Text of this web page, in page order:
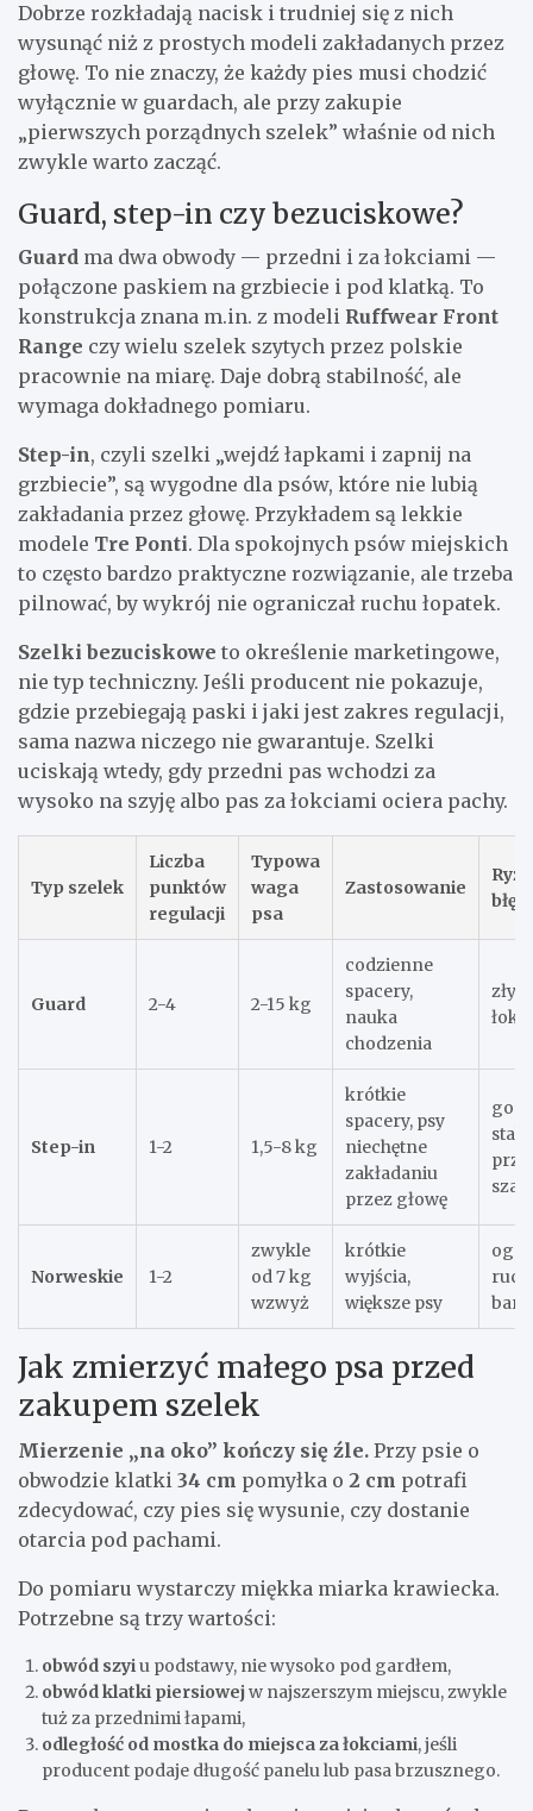
Dobrze rozkładają nacisk i trudniej się z nich
wysunąć niż z prostych modeli zakładanych przez
głowę. To nie znaczy, że każdy pies musi chodzić
wyłącznie w guardach, ale przy zakupie
„pierwszych porządnych szelek” właśnie od nich
zwykle warto zacząć.
Guard, step-in czy bezuciskowe?
Guard ma dwa obwody — przedni i za łokciami —
połączone paskiem na grzbiecie i pod klatką. To
konstrukcja znana m.in. z modeli Ruffwear Front
Range czy wielu szelek szytych przez polskie
pracownie na miarę. Daje dobrą stabilność, ale
wymaga dokładnego pomiaru.
Step-in, czyli szelki „wejdź łapkami i zapnij na
grzbiecie”, są wygodne dla psów, które nie lubią
zakładania przez głowę. Przykładem są lekkie
modele Tre Ponti. Dla spokojnych psów miejskich
to często bardzo praktyczne rozwiązanie, ale trzeba
pilnować, by wykrój nie ograniczał ruchu łopatek.
Szelki bezuciskowe to określenie marketingowe,
nie typ techniczny. Jeśli producent nie pokazuje,
gdzie przebiegają paski i jaki jest zakres regulacji,
sama nazwa niczego nie gwarantuje. Szelki
uciskają wtedy, gdy przedni pas wchodzi za
wysoko na szyję albo pas za łokciami ociera pachy.
Typ szelek
Liczba
punktów
regulacji
Typowa
waga
psa
Zastosowanie
Guard 2-4 2-15 kg
codzienne
spacery,
nauka
chodzenia
zły
Step-in 1-2 1,5-8 kg
krótkie
spacery, psy
niechętne
zakładaniu
przez głowę
przy
Norweskie 1-2
zwykle
od 7 kg
wzwyż
krótkie
wyjścia,
większe psy
Jak zmierzyć małego psa przed
zakupem szelek
Mierzenie „na oko” kończy się źle. Przy psie o
obwodzie klatki 34 cm pomyłka o 2 cm potrafi
zdecydować, czy pies się wysunie, czy dostanie
otarcia pod pachami.
Do pomiaru wystarczy miękka miarka krawiecka.
Potrzebne są trzy wartości:
obwód szyiu podstawy, nie wysoko pod gardłem,
obwód klatki piersiowejw najszerszym miejscu, zwykle
tuż za przednimi łapami,
odległość od mostka do miejsca za łokciami, jeśli
producent podaje długość panelu lub pasa brzusznego.